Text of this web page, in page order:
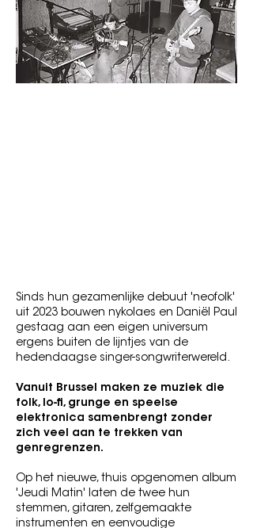
Sinds hun gezamenlijke debuut 'neofolk'
uit 2023 bouwen nykolaes en Daniël Paul
gestaag aan een eigen universum
ergens buiten de lijntjes van de
hedendaagse singer-songwriterwereld.
Vanuit Brussel maken ze muziek die
folk, lo-fi, grunge en speelse
elektronica samenbrengt zonder
zich veel aan te trekken van
genregrenzen.
Op het nieuwe, thuis opgenomen album
'Jeudi Matin' laten de twee hun
stemmen, gitaren, zelfgemaakte
instrumenten en eenvoudige